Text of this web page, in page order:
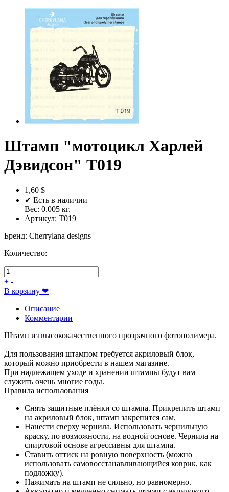
Штамп "мотоцикл Харлей
Дэвидсон" T019
1,60 $
✔ Есть в наличии
Вес: 0.005 кг.
Артикул: T019
Бренд: Cherrylana designs
Количество:
+ -
В корзину ❤
Описание
Комментарии
Штамп из высококачественного прозрачного фотополимера.
Для пользования штампом требуется акриловый блок,
который можно приобрести в нашем магазине.
При надлежащем уходе и хранении штампы будут вам
служить очень многие годы.
Правила использования
Снять защитные плёнки со штампа. Прикрепить штамп
на акриловый блок, штамп закрепится сам.
Нанести сверху чернила. Использовать чернильную
краску, по возможности, на водной основе. Чернила на
спиртовой основе агрессивны для штампа.
Ставить оттиск на ровную поверхность (можно
использовать самовосстанавливающийся коврик, как
подложку).
Нажимать на штамп не сильно, но равномерно.